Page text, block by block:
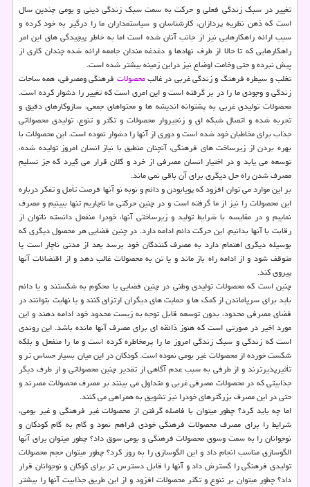
تغییر در سبک زندگی فعلی و حرکت به سمت سبک زندگی دینی و بومی چندین سال
است که ذهن نظریه پردازان، کارشناسان و سیاستمداران ما را درگیر به خود کرده و
سبب ارائه راهکارهایی نیز از جانب آنان شده است اما به خاطر پیچیدگی های این امر
راهکارهایی که تا حالا از طرف نهادها و دغدغه مندان جامعه ارائه شده چندان کاری از
پیش نبرده و حتی وخامت اوضاع نیز دراین زمینه بیشتر شده است.
تغلب و سیطره فرهنگ و زندگی غربی در غالبمحصولات فرهنگی ومصرفی، همه ساحات
زندگی و وجودی ما را در بر گرفته است و این امری است که تغییر را دشوار کرده است.
محصولات تولیدی غربی به پشتوانه اندیشه ها و محتواهای جمعی، سازوکارهای دقیق و
تجربه شده و اتصال شبکه ای و زنجیروار محصولات و تکثر و تنوع، تولیدی محصولاتی
جذاب برای مخاطبان خود شده است و دوری از آنها را دشوار نموده است. این محصولات با
بهره بردن از زیرساخت های فرهنگی، آنچنان منطبق با نیاز انسان امروز تولیده شده،
توسعه می یابد و در اختیار انسان مصرفی از خرد و کلان قرار می گیرد که جز تسلیمِ
مصرف شدن راه حل دیگری برای آن باقی نمی ماند.
بر این موارد می توان افزود که پویابودن و دائم و نوبه نو آنها فرصت تأمل و تفکر درباره
این محصولات را نیز از ما گرفته است و در چنین حرکتی ما ناچاریم تنها ببینیم و مصرف
نماییم و در مقایسه با شرایط تولید و زیرساختی آنها، خودرا منفعل دانسته ناتوان از
رقابت با آنها بدانیم. این حرکت دائم ادامه دارد. در چنین فضایی هر محصول دیگری که
بوسیله دیگری اهتمام دارد به مصرف کنندگان خود برسد بعد از مدتی ناچار است یا
متوقف شود و از ادامه راه باز ماند و یا تن به محصولات غالب دهد و از اقتضائات آنها
پیروی کند.
چنین است که محصولات تولیدی وطنی در چنین فضایی یا محکوم به شکستند و یا دائم
باید برای سرپاماندن از کمک ها و حمایت های دیگران ارتزاق کنند و یا نهایت بتوانند در
فضای مصرفی محدود، بدون توسعه قابل توجه به زیست محدود خود ادامه دهند و این
مورد اخیر در صورتی است که هنوز ذائقه ای برای مصرف آنها مانده باشد. این روندی
است که زندگی و سبک زندگی امروز ما را پرمخاطره کرده است و ما را منفعل و بلکه
شکست خورده از محصولات غیر بومی نموده است. کودکان در این میان بسیار حساس تر و
تأثیرپذیرترند و از طرفی به سبب عدم آگاهی از تقدیر چنین محصولاتی و از طرف دیگر
جذابیتی که در محصولات مصرفی غربی و متداول می بینند بر مصرف محصولات مصرند و
حتی در این مصرف بزرگترهای خودرا نیز تشویق به همراهی می کنند.
اما چه باید کرد؟ چطور میتوان با فاصله گرفتن از محصولات غیر فرهنگی و غیر بومی،
شرایط را برای مصرف محصولات فرهنگی خودی فراهم نمود و گام به گام کودکان و
نوجوانان را به سمت وسوی محصولات فرهنگی و بومی سوق داد؟ چطور میتوان برای آنها
الگوسازی مناسب انجام داد و این الگوسازی را به روز کرد؟ چطور میتوان حجم محصولات
تولیدی فرهنگی را گسترش داد و آنها را قابل دسترس تر برای کوکان و نوجوانان قرار
داد؟ چطور میتوان بر تنوع و تکثر محصولات افزود و از این طریق جذابیت آنها را بیشتر